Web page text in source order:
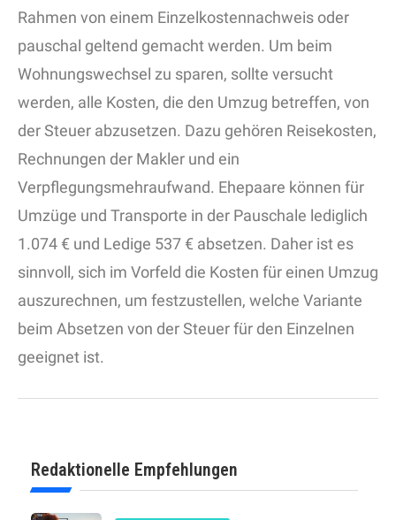
Rahmen von einem Einzelkostennachweis oder
pauschal geltend gemacht werden. Um beim
Wohnungswechsel zu sparen, sollte versucht
werden, alle Kosten, die den Umzug betreffen, von
der Steuer abzusetzen. Dazu gehören Reisekosten,
Rechnungen der Makler und ein
Verpflegungsmehraufwand. Ehepaare können für
Umzüge und Transporte in der Pauschale lediglich
1.074 € und Ledige 537 € absetzen. Daher ist es
sinnvoll, sich im Vorfeld die Kosten für einen Umzug
auszurechnen, um festzustellen, welche Variante
beim Absetzen von der Steuer für den Einzelnen
geeignet ist.
Redaktionelle Empfehlungen